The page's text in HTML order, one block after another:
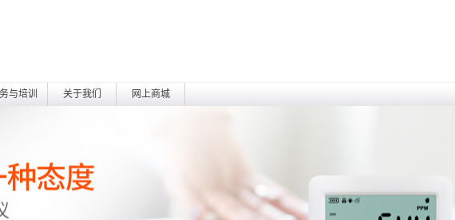
与培训 关于我们 网上商城